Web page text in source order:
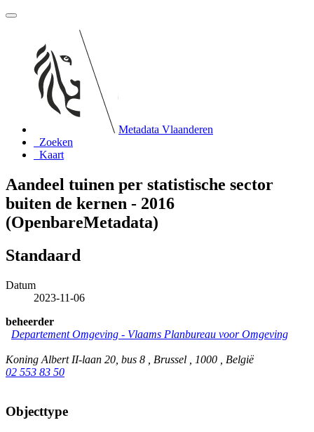
Metadata Vlaanderen
Zoeken
Kaart
Aandeel tuinen per statistische sector
buiten de kernen - 2016
(OpenbareMetadata)
Standaard
Datum
2023-11-06
beheerder
Departement Omgeving - Vlaams Planbureau voor Omgeving
Koning Albert II-laan 20, bus 8 , Brussel , 1000 , België
02 553 83 50
Objecttype